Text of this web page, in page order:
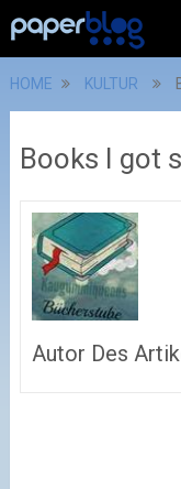
HOME KULTUR
Books I got
Autor Des